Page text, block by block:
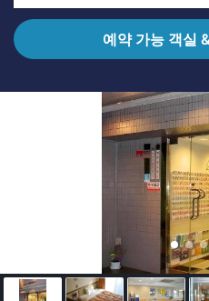
예약 가능 객실